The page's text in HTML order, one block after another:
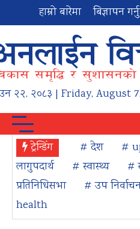
हाम्रो बारेमा बिज्ञापन
२२, २०८३ | Friday, August
ट्रेन्डिंग # देश #
लागुपदार्थ
# स्वास्थ्य #
प्रतिनिधिसभा
# उप
health